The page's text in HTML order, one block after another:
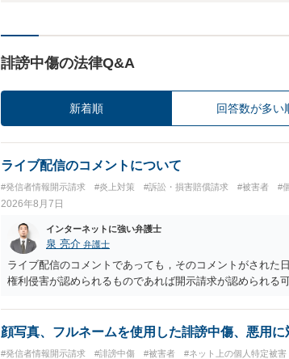
誹謗中傷の法律Q&A
新着順 回答数が多い
ライブ配信のコメントについて
#発信者情報開示請求 #炎上対策 #訴訟・損害賠償請求 #被害者 #
2026年8月7日
インターネットに強い弁護士
泉 亮介 弁護士
ライブ配信のコメントであっても，そのコメントがされた
権利侵害が認められるものであれば開示請求が認められる
顔写真、フルネームを使用した誹謗中傷、悪用
#発信者情報開示請求 #誹謗中傷 #被害者 #ネット上の個人特定被害